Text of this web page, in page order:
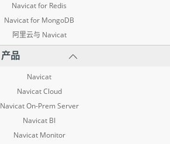
Navicat for Redis
Navicat for MongoDB
阿里云与 Navicat
产品
Navicat
Navicat Cloud
Navicat On-Prem Server
Navicat BI
Navicat Monitor